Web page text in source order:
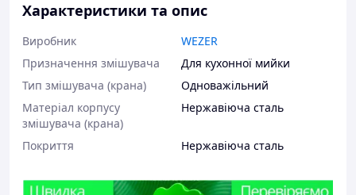
Характеристики та опис
Виробник
WEZER
Призначення змішувача
Для кухонної мийки
Тип змішувача (крана)
Одноважільний
Матеріал корпусу
змішувача (крана)
Нержавіюча сталь
Покриття Нержавіюча сталь